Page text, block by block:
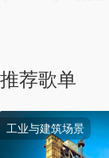
推荐歌单
工业与建筑场景